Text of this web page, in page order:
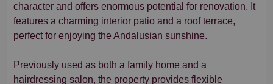
character and offers enormous potential for renovation. It
features a charming interior patio and a roof terrace,
perfect for enjoying the Andalusian sunshine.
Previously used as both a family home and a
hairdressing salon, the property provides flexible